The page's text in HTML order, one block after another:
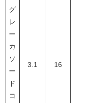
グ
レ
ー
カ
ソ
ー
ド
コ
3.1 16